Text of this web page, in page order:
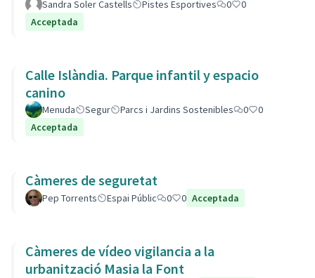
Sandra Soler Castells Pistes Esportives 0
0
Acceptada
Calle Islàndia. Parque infantil y espacio
canino
Menuda Segur Parcs i Jardins Sostenibles 0
0
Acceptada
Càmeres de seguretat
Pep Torrents Espai Públic 0 0 Acceptada
Càmeres de vídeo vigilancia a la
urbanització Masia la Font